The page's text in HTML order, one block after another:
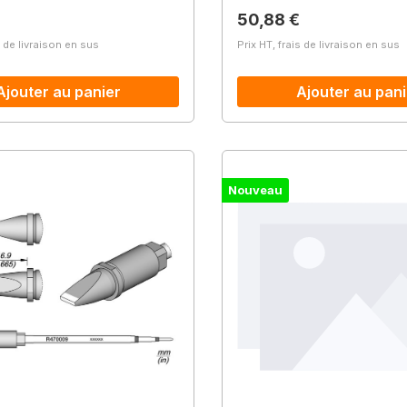
de livraison en sus
au panier
Prix régulier :
50,88 €
Prix HT, frais de livraison en sus
Ajouter au
Nouveau